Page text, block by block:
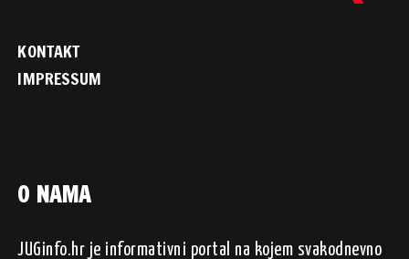
KONTAKT
IMPRESSUM
O NAMA
JUGinfo.hr je informativni portal na kojem svakodnevno